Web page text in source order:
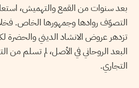
بعد سنوات من القمع والتهميش،
التصوّف روادها وجمهورها الخاص.
تزدهر عروض الانشاد الديني والحضرة
البعد الروحاني في الأصل، لم تسلم من
التجاري.